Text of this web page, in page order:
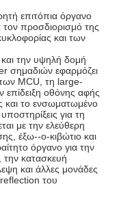
επιτόπια όργανο
τον προσδιορισμό της
και των
την υψηλή δομή
σημαδιών εφαρμόζει
MCU, τη large-
οθόνης αφής
και το ενσωματωμένο
για τη
με την ελεύθερη
έξω--ο-κιβώτιο και
όργανο για την
την κατασκευή
και άλλες μονάδες
του